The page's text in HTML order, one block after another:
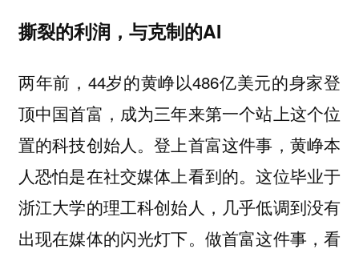
撕裂的利润，与克制的AI
两年前，44岁的黄峥以486亿美元的身家登
顶中国首富，成为三年来第一个站上这个位
置的科技创始人。登上首富这件事，黄峥本
人恐怕是在社交媒体上看到的。这位毕业于
浙江大学的理工科创始人，几乎低调到没有
出现在媒体的闪光灯下。做首富这件事，看